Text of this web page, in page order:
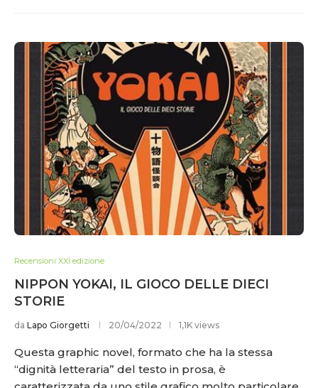
Recensioni XXI edizione
NIPPON YOKAI, IL GIOCO DELLE DIECI
STORIE
da Lapo Giorgetti 20/04/2022 1,1K views
Questa graphic novel, formato che ha la stessa
“dignità letteraria” del testo in prosa, è